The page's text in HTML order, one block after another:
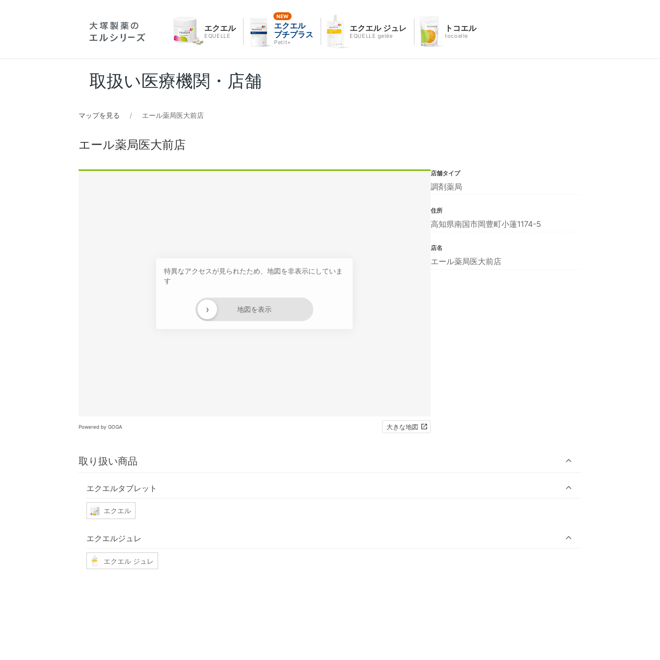
エクエル
EQUELLE
エクエル
プチプラス
Petit+
エクエル ジュレ
EQUELLE gelée
トコエル
tocoelle
取扱い医療機関・店舗
マップを見る エール薬局医大前店
エール薬局医大前店
特異なアクセスが見られたため、地図を非表示にしていま
す
地図を表示
›
Powered by GOGA 大きな地図
取り扱い商品
エクエルタブレット
エクエル
エクエルジュレ
エクエル ジュレ
店舗タイプ
調剤薬局
住所
高知県南国市岡豊町小蓮1174-5
店名
エール薬局医大前店